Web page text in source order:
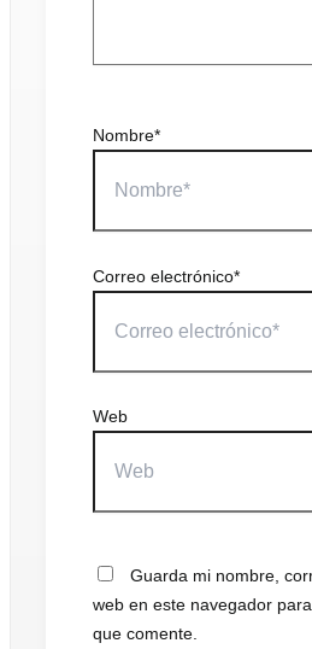
Nombre*
Correo electrónico*
Web
Guarda mi nombre,
web en este navegador
que comente.